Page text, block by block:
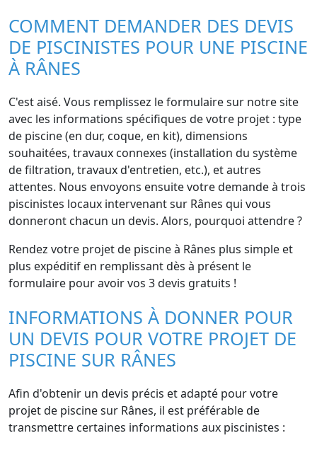
COMMENT DEMANDER DES DEVIS
DE PISCINISTES POUR UNE PISCINE
À RÂNES
C'est aisé. Vous remplissez le formulaire sur notre site
avec les informations spécifiques de votre projet : type
de piscine (en dur, coque, en kit), dimensions
souhaitées, travaux connexes (installation du système
de filtration, travaux d'entretien, etc.), et autres
attentes. Nous envoyons ensuite votre demande à trois
piscinistes locaux intervenant sur Rânes qui vous
donneront chacun un devis. Alors, pourquoi attendre ?
Rendez votre projet de piscine à Rânes plus simple et
plus expéditif en remplissant dès à présent le
formulaire pour avoir vos 3 devis gratuits !
INFORMATIONS À DONNER POUR
UN DEVIS POUR VOTRE PROJET DE
PISCINE SUR RÂNES
Afin d'obtenir un devis précis et adapté pour votre
projet de piscine sur Rânes, il est préférable de
transmettre certaines informations aux piscinistes :